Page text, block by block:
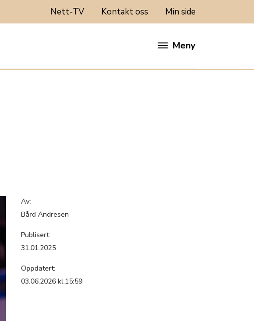
Nett-TV Kontakt oss Min side
Meny
Av:
Bård Andresen
Publisert:
31.01.2025
Oppdatert:
03.06.2026 kl.15:59